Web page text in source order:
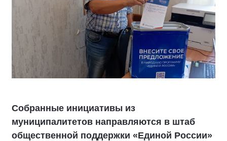
Собранные инициативы из
муниципалитетов направляются в штаб
общественной поддержки «Единой России»